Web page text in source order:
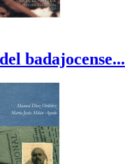
badajocense...